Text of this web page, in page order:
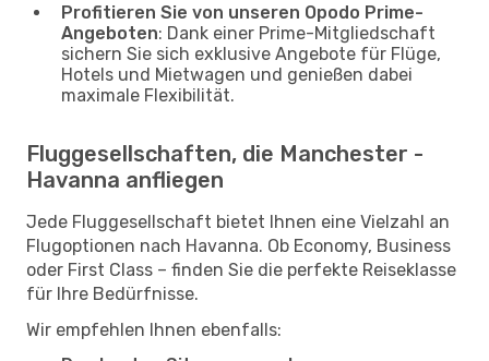
Profitieren Sie von unseren Opodo Prime-
Angeboten: Dank einer Prime-Mitgliedschaft
sichern Sie sich exklusive Angebote für Flüge,
Hotels und Mietwagen und genießen dabei
maximale Flexibilität.
Fluggesellschaften, die Manchester -
Havanna anfliegen
Jede Fluggesellschaft bietet Ihnen eine Vielzahl an
Flugoptionen nach Havanna. Ob Economy, Business
oder First Class – finden Sie die perfekte Reiseklasse
für Ihre Bedürfnisse.
Wir empfehlen Ihnen ebenfalls: